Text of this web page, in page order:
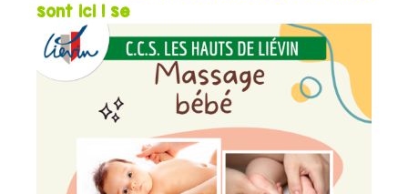
sont ici ! se